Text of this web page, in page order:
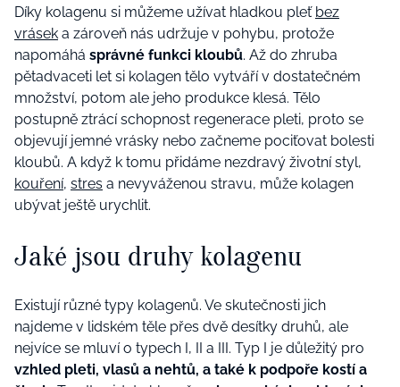
Díky kolagenu si můžeme užívat hladkou pleť bez
vrásek a zároveň nás udržuje v pohybu, protože
napomáhá správné funkci kloubů. Až do zhruba
pětadvaceti let si kolagen tělo vytváří v dostatečném
množství, potom ale jeho produkce klesá. Tělo
postupně ztrácí schopnost regenerace pleti, proto se
objevují jemné vrásky nebo začneme pociťovat bolesti
kloubů. A když k tomu přidáme nezdravý životní styl,
kouření, stres a nevyváženou stravu, může kolagen
ubývat ještě urychlit.
Jaké jsou druhy kolagenu
Existují různé typy kolagenů. Ve skutečnosti jich
najdeme v lidském těle přes dvě desítky druhů, ale
nejvíce se mluví o typech I, II a III. Typ I je důležitý pro
vzhled pleti, vlasů a nehtů, a také k podpoře kostí a